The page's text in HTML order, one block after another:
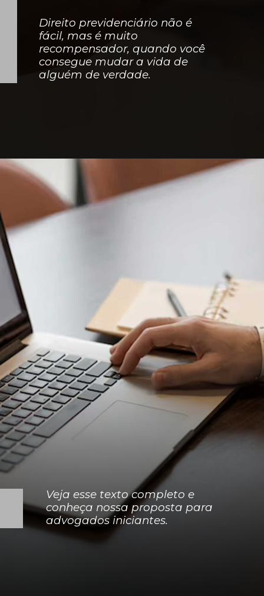
Direito previdenciário não é
fácil, mas é muito
recompensador, quando você
consegue mudar a vida de
alguém de verdade.
Veja esse texto completo e
conheça nossa proposta para
advogados iniciantes.